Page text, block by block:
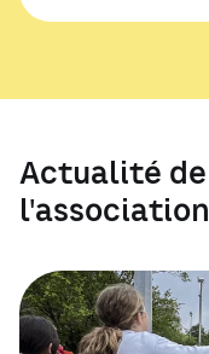
Actualité de
l'association